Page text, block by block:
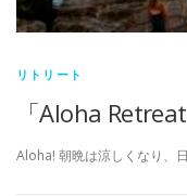
リトリート
「Aloha
Aloha! 朝晩は涼しくなり、